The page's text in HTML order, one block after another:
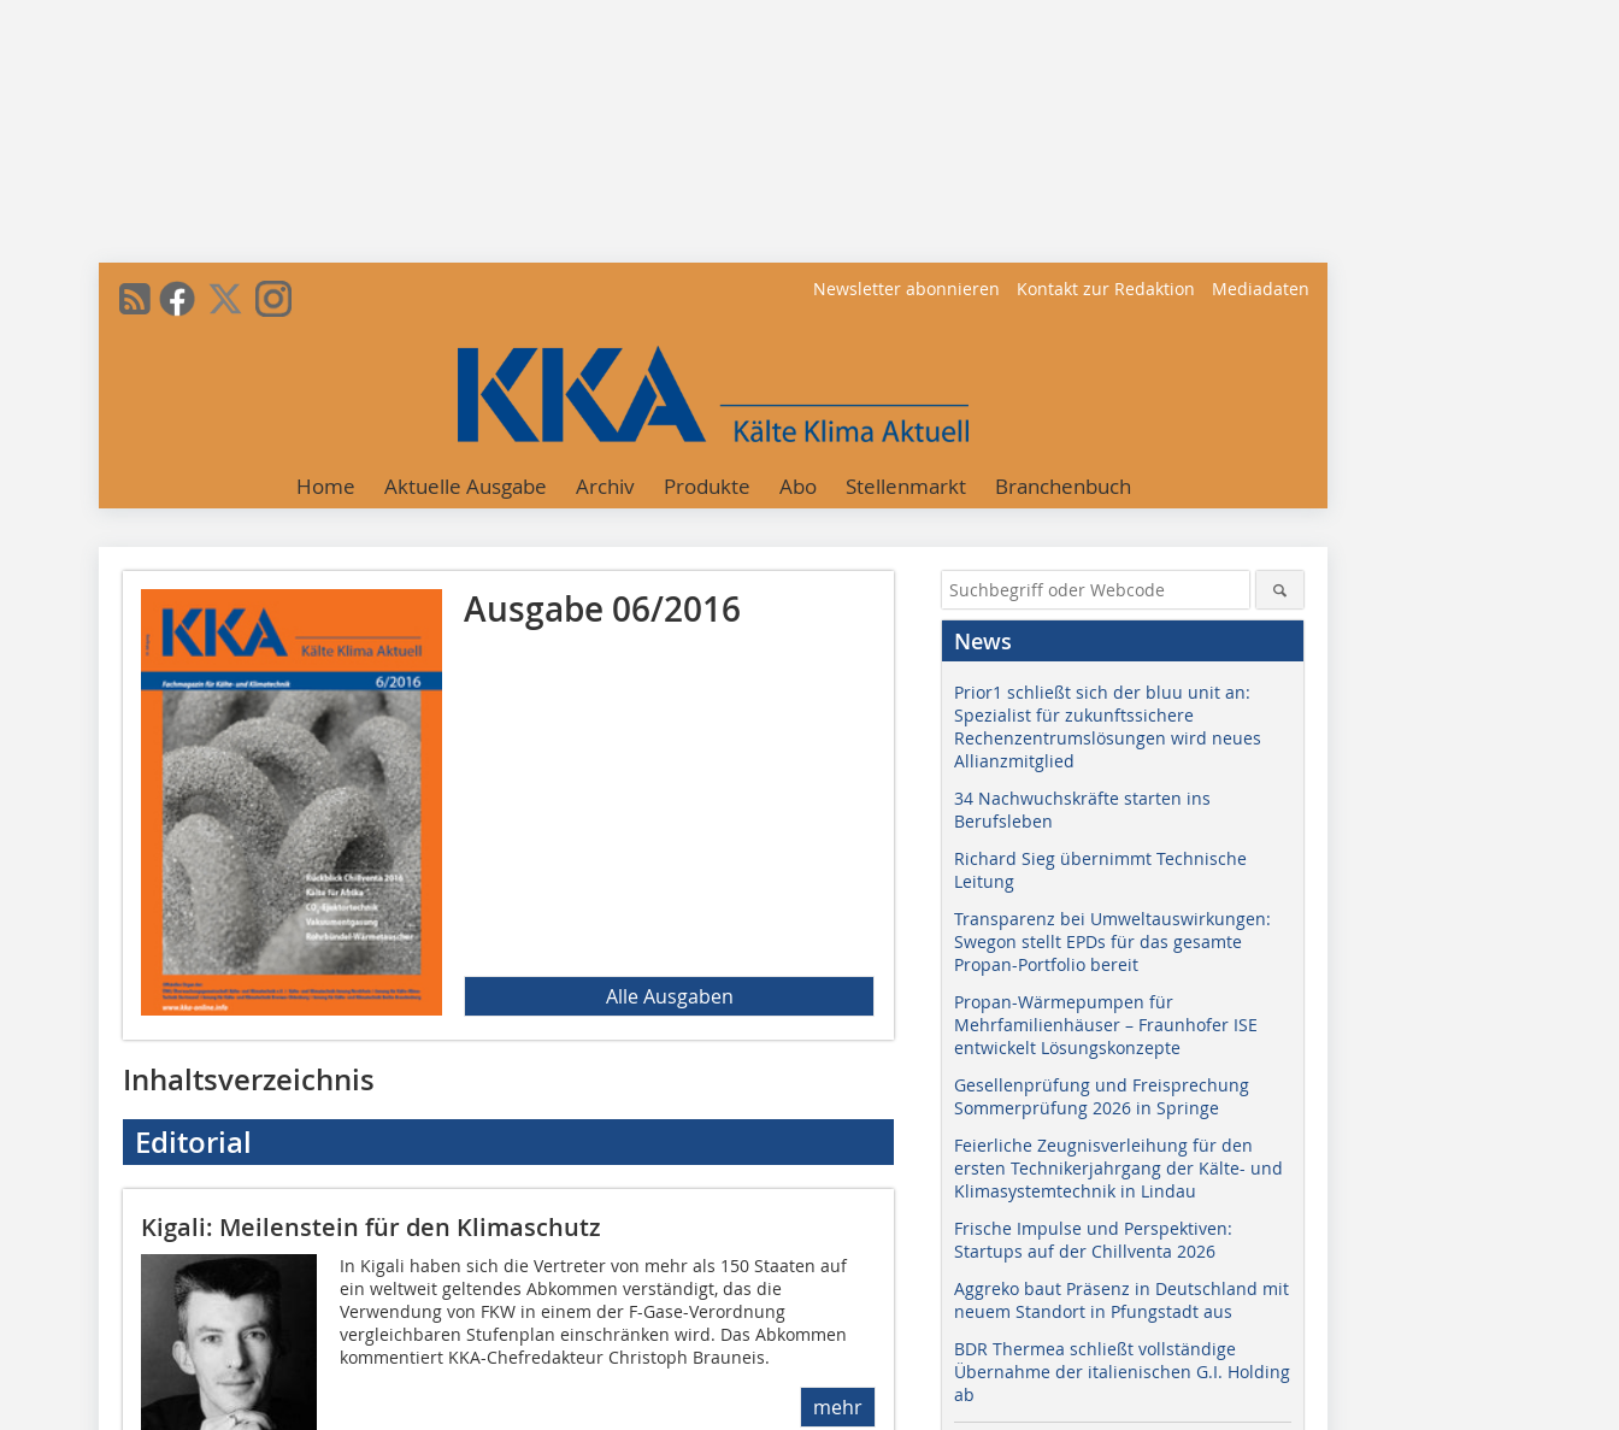
Newsletter abonnieren Kontakt zur Redaktion Mediadaten
Home Aktuelle Ausgabe Archiv Produkte Abo Stellenmarkt Branchenbuch
Ausgabe 06/2016
Alle Ausgaben
Inhaltsverzeichnis
Editorial
Kigali: Meilenstein für den Klimaschutz
In Kigali haben sich die Vertreter von mehr als 150 Staaten auf
ein weltweit geltendes Abkommen verständigt, das die
Verwendung von FKW in einem der F-Gase-Verordnung
vergleichbaren Stufenplan einschränken wird. Das Abkommen
kommentiert KKA-Chefredakteur Christoph Brauneis.
mehr
News
Prior1 schließt sich der bluu unit an:
Spezialist für zukunftssichere
Rechenzentrumslösungen wird neues
Allianzmitglied
34 Nachwuchskräfte starten ins
Berufsleben
Richard Sieg übernimmt Technische
Leitung
Transparenz bei Umweltauswirkungen:
Swegon stellt EPDs für das gesamte
Propan-Portfolio bereit
Propan-Wärmepumpen für
Mehrfamilienhäuser – Fraunhofer ISE
entwickelt Lösungskonzepte
Gesellenprüfung und Freisprechung
Sommerprüfung 2026 in Springe
Feierliche Zeugnisverleihung für den
ersten Technikerjahrgang der Kälte- und
Klimasystemtechnik in Lindau
Frische Impulse und Perspektiven:
Startups auf der Chillventa 2026
Aggreko baut Präsenz in Deutschland mit
neuem Standort in Pfungstadt aus
BDR Thermea schließt vollständige
Übernahme der italienischen G.I. Holding
ab